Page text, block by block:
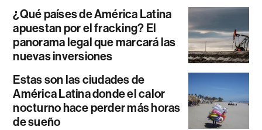
¿Qué países de América Latina
apuestan por el fracking? El
panorama legal que marcará las
nuevas inversiones
Estas son las ciudades de
América Latina donde el calor
nocturno hace perder más horas
de sueño